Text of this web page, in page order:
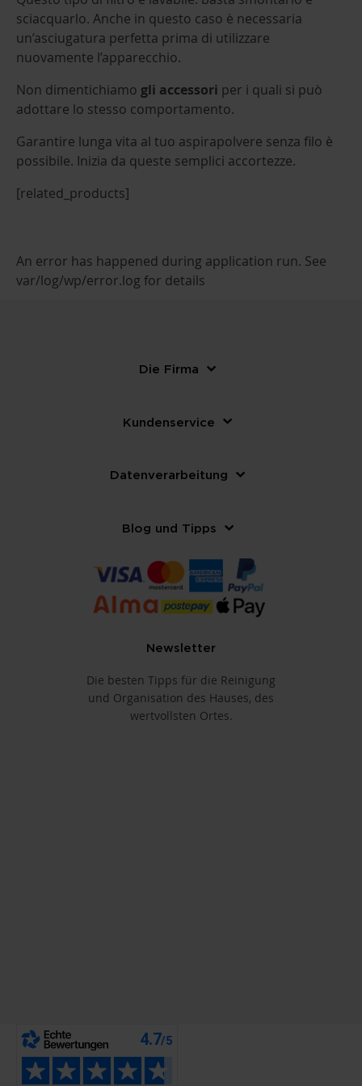
sciacquarlo. Anche in questo caso è necessaria
un’asciugatura perfetta prima di utilizzare
nuovamente l’apparecchio.
Non dimentichiamo gli accessori per i quali si può
adottare lo stesso comportamento.
Garantire lunga vita al tuo aspirapolvere senza filo è
possibile. Inizia da queste semplici accortezze.
[related_products]
An error has happened during application run. See
var/log/wp/error.log for details
Die Firma
Kundenservice
Datenverarbeitung
Blog und Tipps
Newsletter
Die besten Tipps für die Reinigung
und Organisation des Hauses, des
wertvollsten Ortes.